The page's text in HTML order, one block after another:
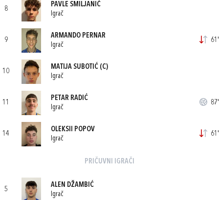
8
PAVLE SMILJANIĆ
Igrač
9
ARMANDO PERNAR
Igrač
61'
10
MATIJA SUBOTIĆ (C)
Igrač
11
PETAR RADIĆ
Igrač
87'
14
OLEKSII POPOV
Igrač
61'
PRIČUVNI IGRAČI
5
ALEN DŽAMBIĆ
Igrač